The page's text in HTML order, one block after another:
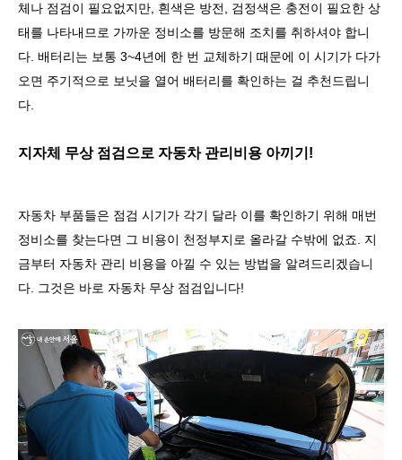
체나 점검이 필요없지만 흰색은 방전
검정색은 충전이 필요한 상
태를 나타내므로 가까운 정비소를 방문해 조치를 취하셔야 합니
다 배터리는 보통 3~4년에 한 번 교체하기 때문에 이 시기가 다가
오면 주기적으로 보닛을 열어 배터리를 확인하는 걸 추천드립니
다
지자체 무상 점검으로 자동차 관리비용 아끼기 !
자동차 부품들은 점검 시기가 각기 달라 이를 확인하기 위해 매번
정비소를 찾는다면 그 비용이 천정부지로 올라갈 수밖에 없죠
지
금부터 자동차 관리 비용을 아낄 수 있는 방법을 알려드리겠습니
다
그것은 바로 자동차 무상 점검입니다!